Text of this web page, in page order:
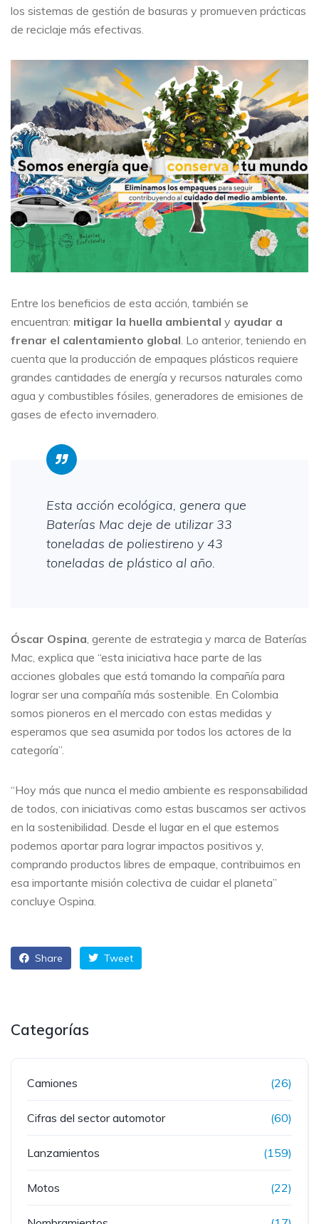
los sistemas de gestión de basuras y promueven prácticas
de reciclaje más efectivas.
Entre los beneficios de esta acción, también se
encuentran: mitigar la huella ambiental y ayudar a
frenar el calentamiento global. Lo anterior, teniendo en
cuenta que la producción de empaques plásticos requiere
grandes cantidades de energía y recursos naturales como
agua y combustibles fósiles, generadores de emisiones de
gases de efecto invernadero.
Esta acción ecológica, genera que
Baterías Mac deje de utilizar 33
toneladas de poliestireno y 43
toneladas de plástico al año.
Óscar Ospina, gerente de estrategia y marca de Baterías
Mac, explica que “esta iniciativa hace parte de las
acciones globales que está tomando la compañía para
lograr ser una compañía más sostenible. En Colombia
somos pioneros en el mercado con estas medidas y
esperamos que sea asumida por todos los actores de la
categoría”.
“Hoy más que nunca el medio ambiente es responsabilidad
de todos, con iniciativas como estas buscamos ser activos
en la sostenibilidad. Desde el lugar en el que estemos
podemos aportar para lograr impactos positivos y,
comprando productos libres de empaque, contribuimos en
esa importante misión colectiva de cuidar el planeta”
concluye Ospina.
Share Tweet
Categorías
Camiones (26)
Cifras del sector automotor (60)
Lanzamientos (159)
Motos (22)